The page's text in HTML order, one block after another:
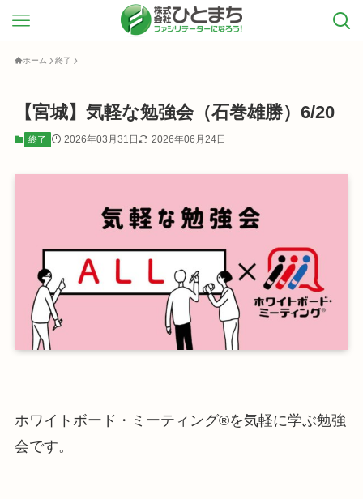
ホーム 終了
【宮城】気軽な勉強会（石巻雄勝）6/20
終了 2026年03月31日 2026年06月24日
ホワイトボード・ミーティング®を気軽に学ぶ勉強
会です。